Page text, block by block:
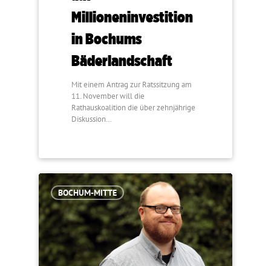
Millioneninvestition
in Bochums
Bäderlandschaft
Mit einem Antrag zur Ratssitzung am
11. November will die
Rathauskoalition die über zehnjährige
Diskussion…
BOCHUM-MITTE